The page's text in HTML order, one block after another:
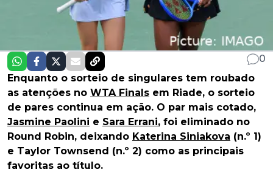
0
Enquanto o sorteio de singulares tem roubado
as atenções no WTA Finals em Riade, o sorteio
de pares continua em ação. O par mais cotado,
Jasmine Paolini e Sara Errani, foi eliminado no
Round Robin, deixando Katerina Siniakova (n.º 1)
e Taylor Townsend (n.º 2) como as principais
favoritas ao título.